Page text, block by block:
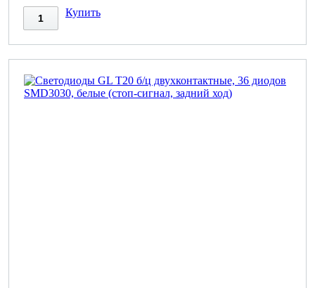
Купить